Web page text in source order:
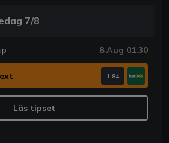
7/8
8 Aug 01:30
1.84
Läs tipset